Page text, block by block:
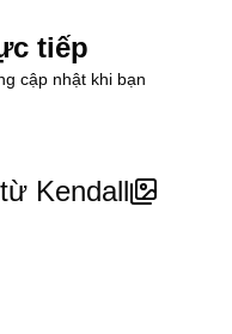
tiếp
cập nhật khi bạn
Kendall